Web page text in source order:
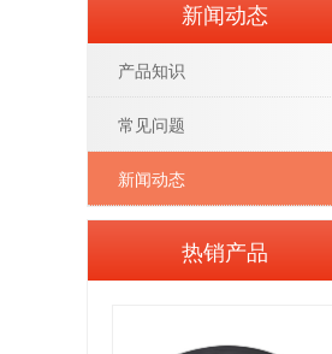
新闻动态
产品知识
常见问题
新闻动态
热销产品